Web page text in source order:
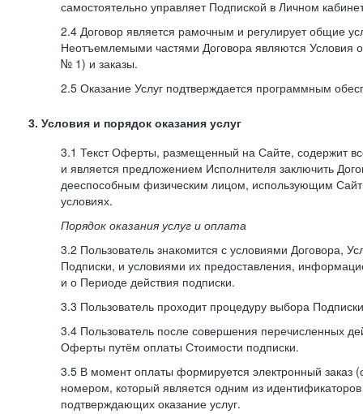
самостоятельно управляет Подпиской в Личном
2.4 Договор является рамочным и регулирует общие
Неотъемлемыми частями Договора являются Условия
№ 1) и заказы.
2.5 Оказание Услуг подтверждается программным
3. Условия и порядок оказания услуг
3.1 Текст Оферты, размещенный на Сайте, содержит
и является предложением Исполнителя заключить
дееспособным физическим лицом, использующим
условиях.
Порядок оказания услуг и оплата
3.2 Пользователь знакомится с условиями Договора,
Подписки, и условиями их предоставления,
и о Периоде действия подписки.
3.3 Пользователь проходит процедуру выбора
3.4 Пользователь после совершения перечисленных
Оферты путём оплаты Стоимости подписки.
3.5 В момент оплаты формируется электронный заказ
номером, который является одним из
подтверждающих оказание услуг.